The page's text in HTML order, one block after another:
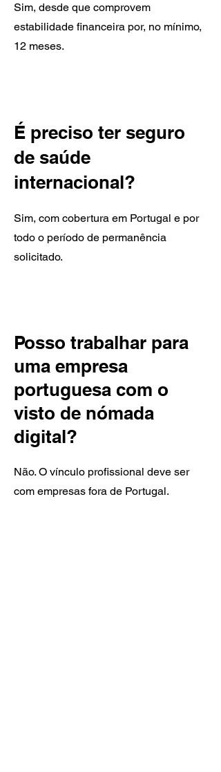
Sim, desde que comprovem
estabilidade financeira por, no mínimo,
12 meses.
É preciso ter seguro
de saúde
internacional?
Sim, com cobertura em Portugal e por
todo o período de permanência
solicitado.
Posso trabalhar para
uma empresa
portuguesa com o
visto de nómada
digital?
Não. O vínculo profissional deve ser
com empresas fora de Portugal.